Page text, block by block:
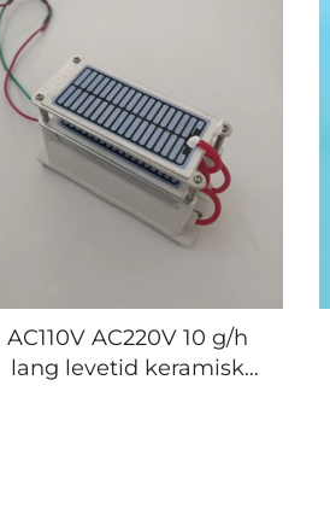
AC110V AC220V 10 g/h
lang levetid keramisk